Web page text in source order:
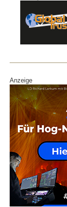
Anzeige